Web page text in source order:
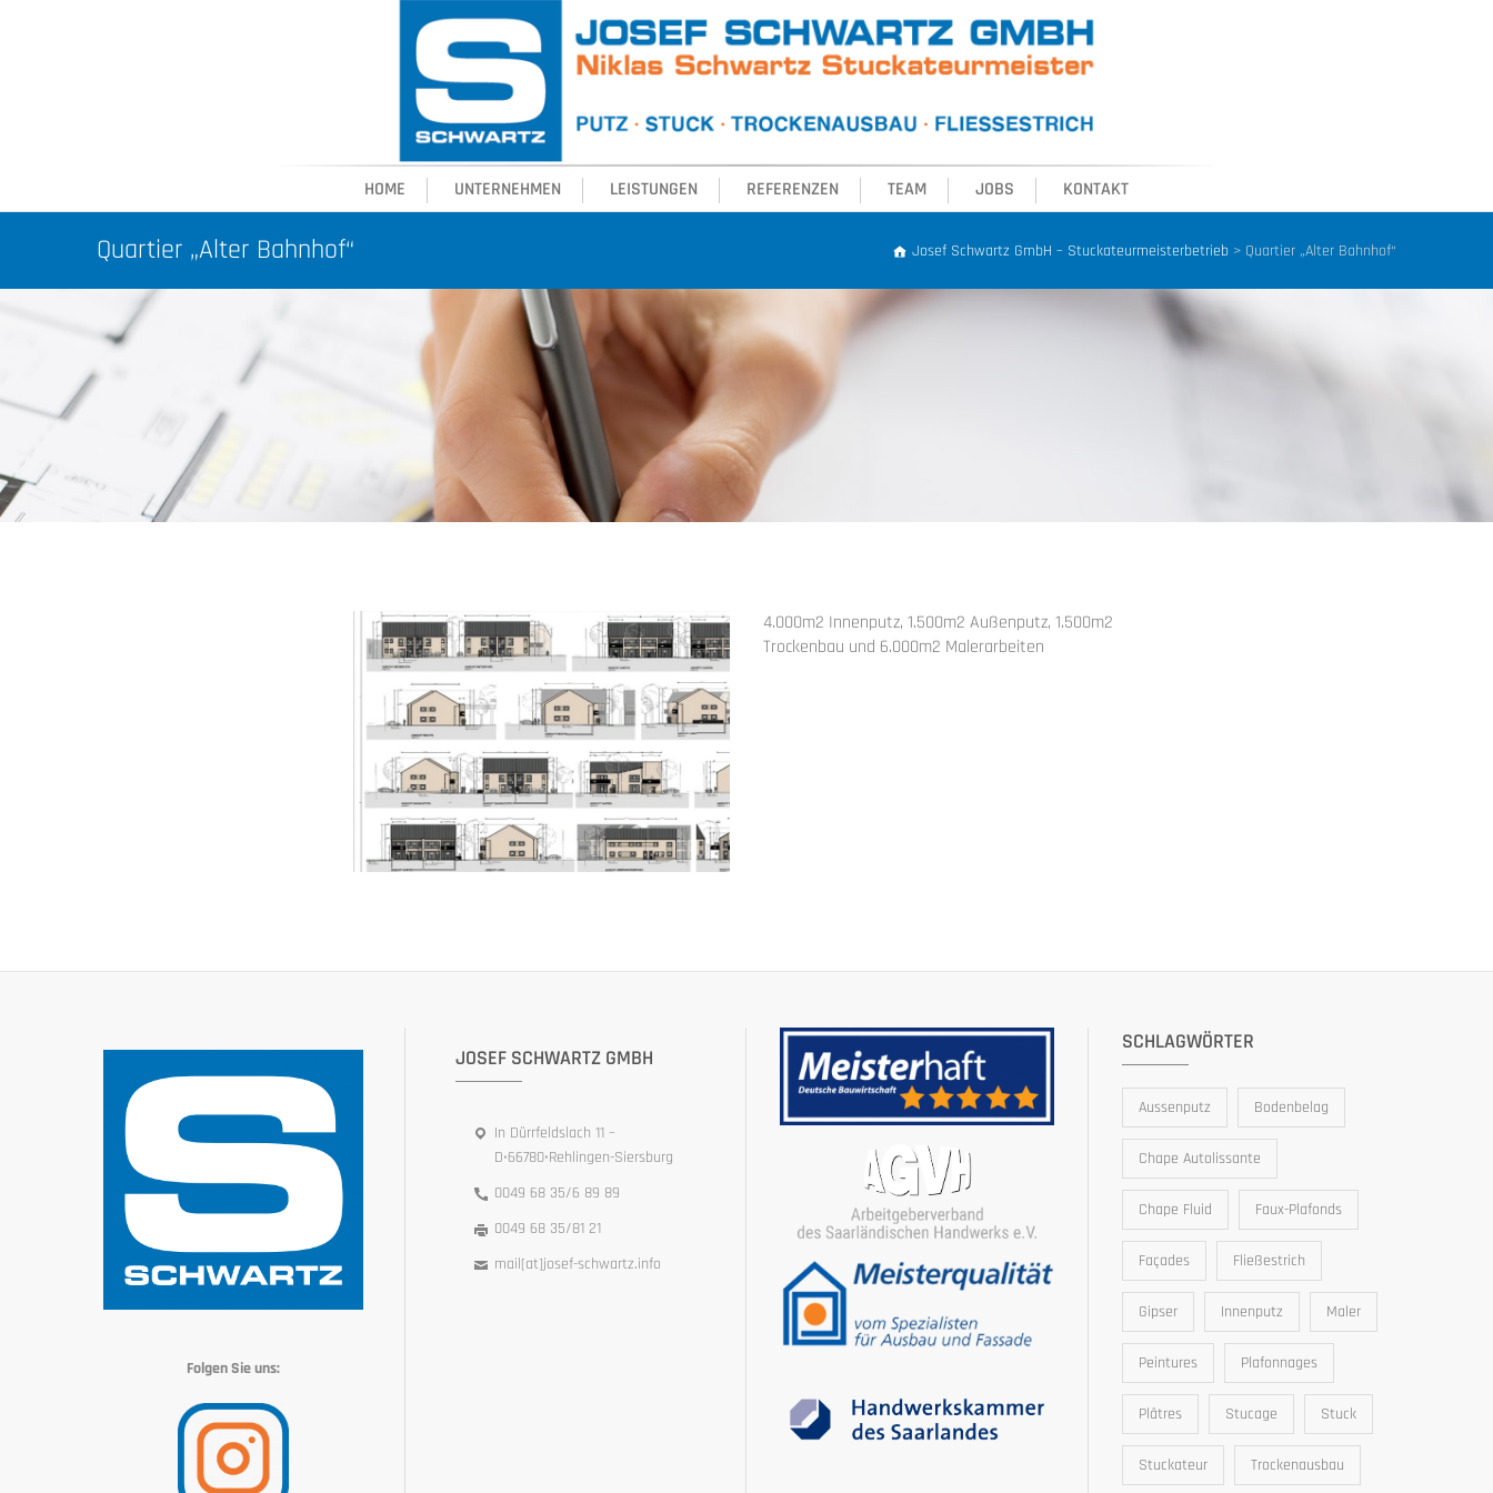
HOME UNTERNEHMEN LEISTUNGEN REFERENZEN TEAM JOBS KONTAKT
Quartier „Alter Bahnhof“ Josef Schwartz GmbH – Stuckateurmeisterbetrieb > Quartier „Alter Bahnhof“
4.000m2 Innenputz, 1.500m2 Außenputz, 1.500m2
Trockenbau und 6.000m2 Malerarbeiten
Folgen Sie uns:
JOSEF SCHWARTZ GMBH
In Dürrfeldslach 11 –
D•66780•Rehlingen-Siersburg
0049 68 35/6 89 89
0049 68 35/81 21
mail[at]josef-schwartz.info
SCHLAGWÖRTER
Aussenputz Bodenbelag
Chape Autolissante
Chape Fluid Faux-Plafonds
Façades Fließestrich
Gipser Innenputz Maler
Peintures Plafonnages
Plâtres Stucage Stuck
Stuckateur Trockenausbau